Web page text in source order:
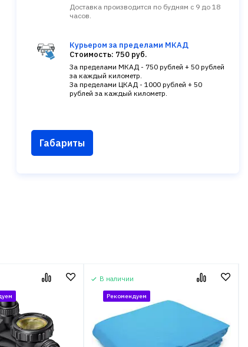
Доставка производится по будням с 9 до 18
часов.
Курьером за пределами МКАД
Стоимость: 750 руб.
За пределами МКАД - 750 рублей + 50 рублей
за каждый километр.
За пределами ЦКАД - 1000 рублей + 50
рублей за каждый километр.
Габариты
В наличии
Рекомендуем